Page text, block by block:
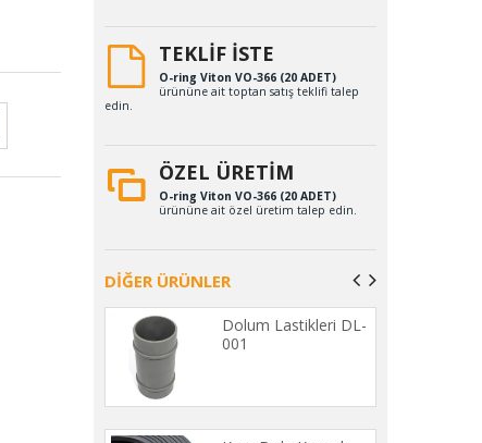
TEKLİF İSTE
O-ring Viton VO-366 (20 ADET)
ürününe ait toptan satış teklifi talep
edin.
ÖZEL ÜRETİM
O-ring Viton VO-366 (20 ADET)
ürününe ait özel üretim talep edin.
DİĞER ÜRÜNLER
Dolum Lastikleri DL-
001